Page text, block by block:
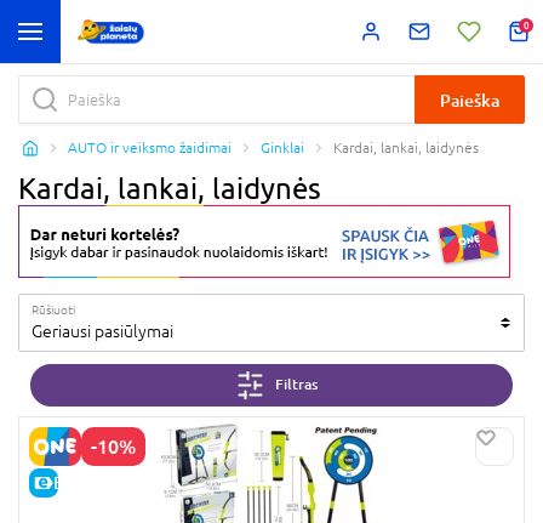
0
Paieška
AUTO ir veiksmo žaidimai Ginklai Kardai, lankai, laidynės
Kardai, lankai, laidynės
Rūšiuoti
Geriausi pasiūlymai
Filtras
-10%
E-KAINA